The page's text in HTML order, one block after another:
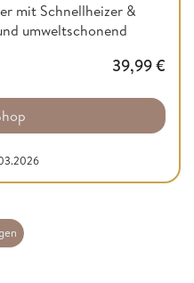
mit Schnellheizer &
umweltschonend
39,99€